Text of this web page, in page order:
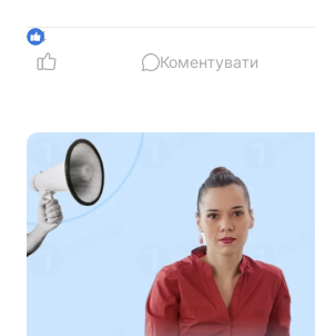
більше можливостей для
оборотного капіталу за нижчою
4
Коментувати